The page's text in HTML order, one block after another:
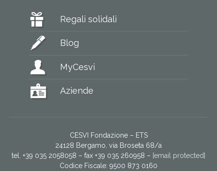
Regali solidali
Blog
MyCesvi
Aziende
CESVI Fondazione – ETS
24128 Bergamo, via Broseta 68/a
tel. +39 035 2058058 – fax +39 035 260958 – [email protected]
Codice Fiscale: 9500 873 0160